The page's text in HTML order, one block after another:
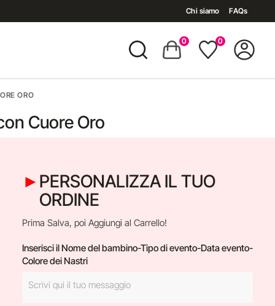
Chi siamo FAQs
0 0
ORO
Cuore Oro
PERSONALIZZA IL TUO
ORDINE
Prima Salva, poi Aggiungi al Carrello!
Inserisci il Nome del bambino-Tipo di evento-Data evento-
Colore dei Nastri